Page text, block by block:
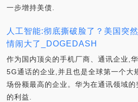
一步增持美债.
人工智能:彻底撕破脸了？美国突
情闹大了_DOGEDASH
作为国内顶尖的手机厂商、通讯企业,
5G通话的企业,并且也是全球第一个大
场份额最高的企业。华为在通讯领域
的利益.